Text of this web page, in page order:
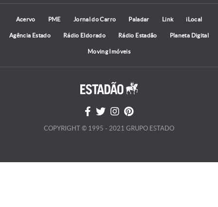
Acervo PME Jornal do Carro Paladar Link iLocal
Agência Estado Rádio Eldorado Rádio Estadão Planeta Digital
Moving Imóveis
COPYRIGHT © 1995 - 2021 GRUPO ESTADO